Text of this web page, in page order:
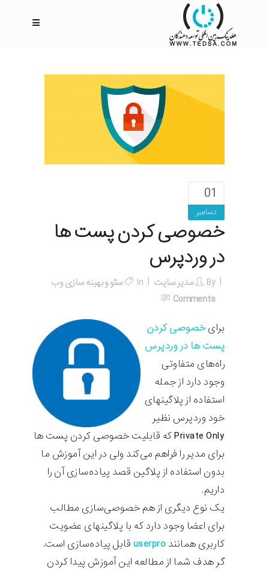
01
دسامبر
خصوصی کردن پست ها
در وردپرس
By مدیر سایت In
سئو و بهینه سازی وب
Comments
برایخصوصی کردن
پست ها در وردپرس
راه‌های متفاوتی
وجود دارد از جمله
استفاده از پلاگینهای
خود وردپرس نظیر
Private Only که قابلیت خصوصی کردن پست ها
برای مدیر را فراهم می‌کند ولی در این آموزش ما
بدون استفاده از پلاگین قصد پیاده‌سازی آن را
داریم.
یک نوع دیگری از هم خصوصی‌سازی مطالب
برای اعضا وجود دارد که با پلاگینهای عضویت
کاربری همانند userpro قابل پیاده‌سازی است.
گر هدف شما از مطالعه این آموزش پیدا کردن